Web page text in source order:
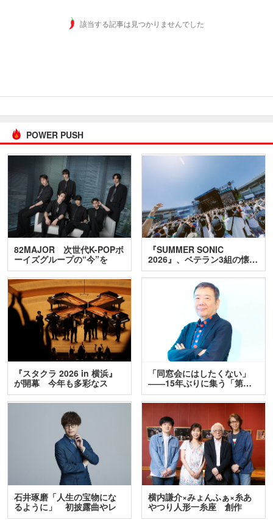
該当する記事は見つかりませんでした
POWER PUSH
82MAJOR 次世代K-POPボ
ーイズグループの“今”を
訊…
『SUMMER SONIC
2026』、ベテラン3組の懐…
『スタクラ 2026 in 横浜』
が開幕 今年も多彩なス
テ…
「同窓会にはしたくない」
――15年ぶりに集う「第…
石井琢磨「人生の宝物にな
るように」 初披露曲やレ
ア…
横内謙介×みょんふぁ×糸あ
やつり人形一糸座 創作
人…